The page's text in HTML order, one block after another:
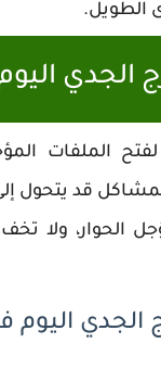
الطويل.
الجدي
الملفات
قد يتحول
الحوار، ولا
الجدي اليوم